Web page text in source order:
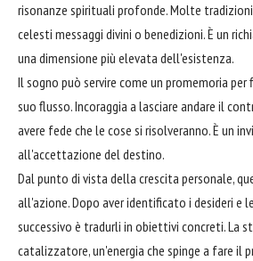
risonanze spirituali profonde. Molte
celesti messaggi divini o benedizioni. È un
una dimensione più elevata dell'esistenza.
Il sogno può servire come un promemoria per
suo flusso. Incoraggia a lasciare andare il
avere fede che le cose si risolveranno. È un
all'accettazione del destino.
Dal punto di vista della crescita personale,
all'azione. Dopo aver identificato i desideri e
successivo è tradurli in obiettivi concreti. La
catalizzatore, un'energia che spinge a fare il